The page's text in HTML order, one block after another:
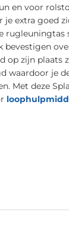
en voor
je extra goed
rugleuningtas
bevestigen
op zijn plaats
waardoor je
Met deze